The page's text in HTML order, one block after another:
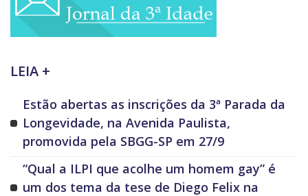
LEIA +
Estão abertas as inscrições da 3ª Parada da
Longevidade, na Avenida Paulista,
promovida pela SBGG-SP em 27/9
“Qual a ILPI que acolhe um homem gay” é
um dos tema da tese de Diego Felix na